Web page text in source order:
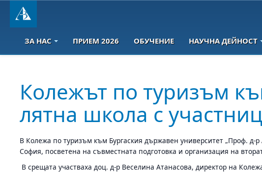
ЗА НАС ПРИЕМ 2026 ОБУЧЕНИЕ НАУЧНА ДЕЙНОСТ
Колежът по туризъм
лятна школа с
В Колежа по туризъм към Бургаския държавен университет „Проф. д-
София, посветена на съвместната подготовка и организация на
В срещата участваха доц. д-р Веселина Атанасова, директор на